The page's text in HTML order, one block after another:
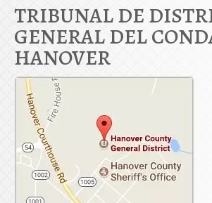
TRIBUNAL DE
GENERAL DEL
HANOVER